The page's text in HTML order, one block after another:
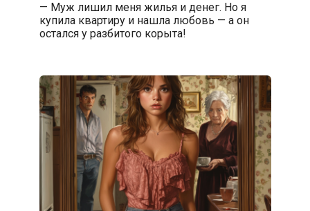
— Муж лишил меня жилья и денег. Но я
купила квартиру и нашла любовь — а он
остался у разбитого корыта!